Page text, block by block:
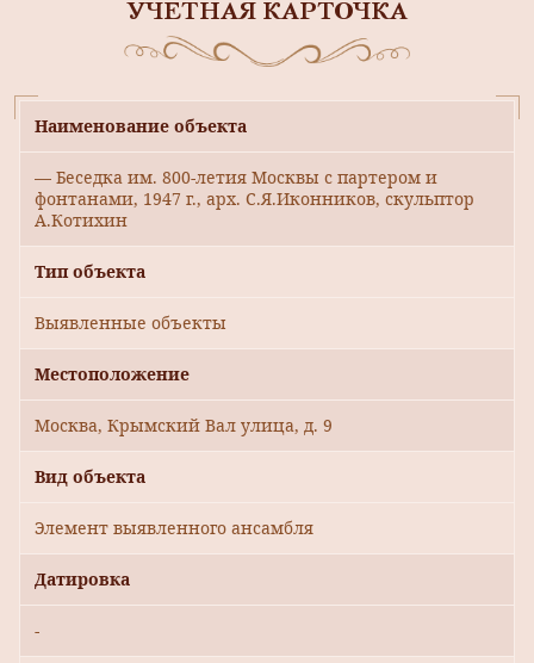
УЧЕТНАЯ КАРТОЧКА
Наименование объекта
— Беседка им. 800-летия Москвы с партером и
фонтанами, 1947 г., арх. С.Я.Иконников, скульптор
А.Котихин
Тип объекта
Выявленные объекты
Местоположение
Москва, Крымский Вал улица, д. 9
Вид объекта
Элемент выявленного ансамбля
Датировка
-